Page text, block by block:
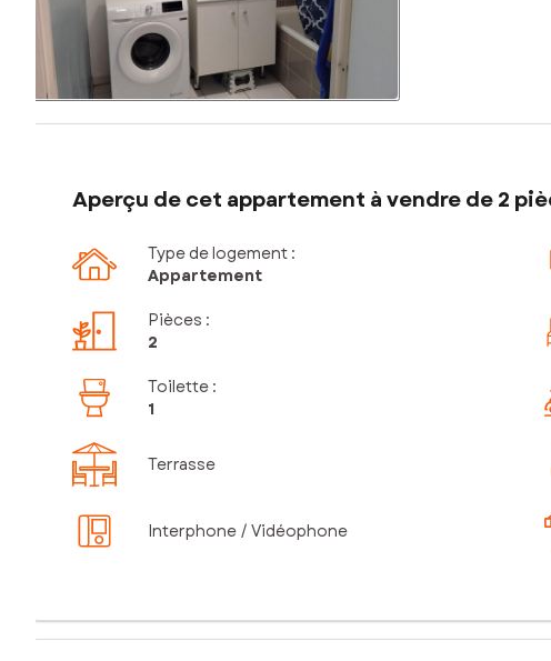
Aperçu de cet appartement à vendre de 2
Type de logement :
Appartement
Pièces :
2
Toilette :
1
Terrasse
Interphone / Vidéophone